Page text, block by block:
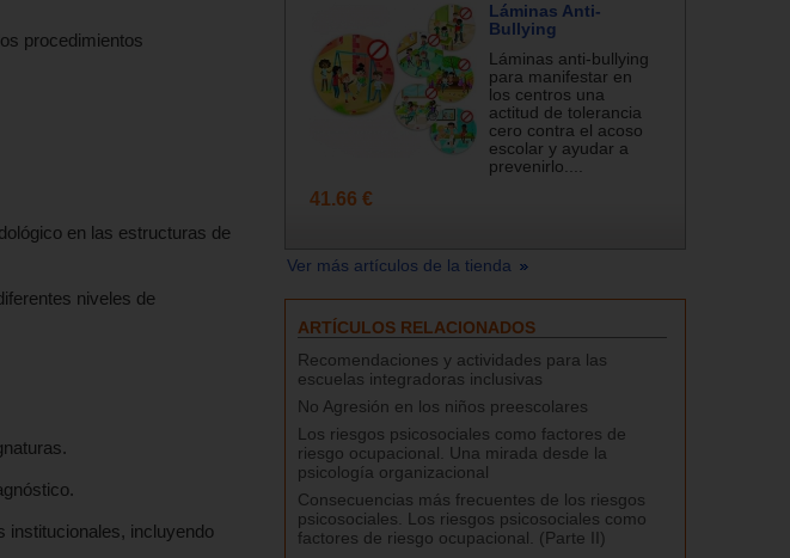
procedimientos
en las estructuras de
niveles de
institucionales, incluyendo
Láminas Anti-
Bullying
Láminas anti-bullying
para manifestar en
los centros una
actitud de tolerancia
cero contra el acoso
escolar y ayudar a
prevenirlo....
41.66 €
Ver más artículos de la tienda
ARTÍCULOS RELACIONADOS
Recomendaciones y actividades para las
escuelas integradoras inclusivas
No Agresión en los niños preescolares
Los riesgos psicosociales como factores de
riesgo ocupacional. Una mirada desde la
psicología organizacional
Consecuencias más frecuentes de los riesgos
psicosociales. Los riesgos psicosociales como
factores de riesgo ocupacional. (Parte II)